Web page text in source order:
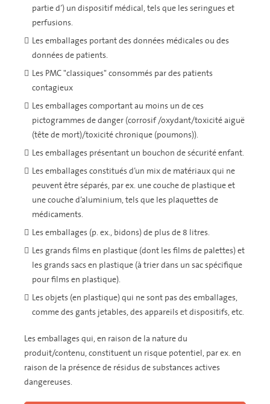
partie d’) un dispositif médical, tels que les seringues et
perfusions.
Les emballages portant des données médicales ou des
données de patients.
Les PMC "classiques" consommés par des patients
contagieux
Les emballages comportant au moins un de ces
pictogrammes de danger (corrosif /oxydant/toxicité aiguë
(tête de mort)/toxicité chronique (poumons)).
Les emballages présentant un bouchon de sécurité enfant.
Les emballages constitués d’un mix de matériaux qui ne
peuvent être séparés, par ex. une couche de plastique et
une couche d’aluminium, tels que les plaquettes de
médicaments.
Les emballages (p. ex., bidons) de plus de 8 litres.
Les grands films en plastique (dont les films de palettes) et
les grands sacs en plastique (à trier dans un sac spécifique
pour films en plastique).
Les objets (en plastique) qui ne sont pas des emballages,
comme des gants jetables, des appareils et dispositifs, etc.
Les emballages qui, en raison de la nature du
produit/contenu, constituent un risque potentiel, par ex. en
raison de la présence de résidus de substances actives
dangereuses.